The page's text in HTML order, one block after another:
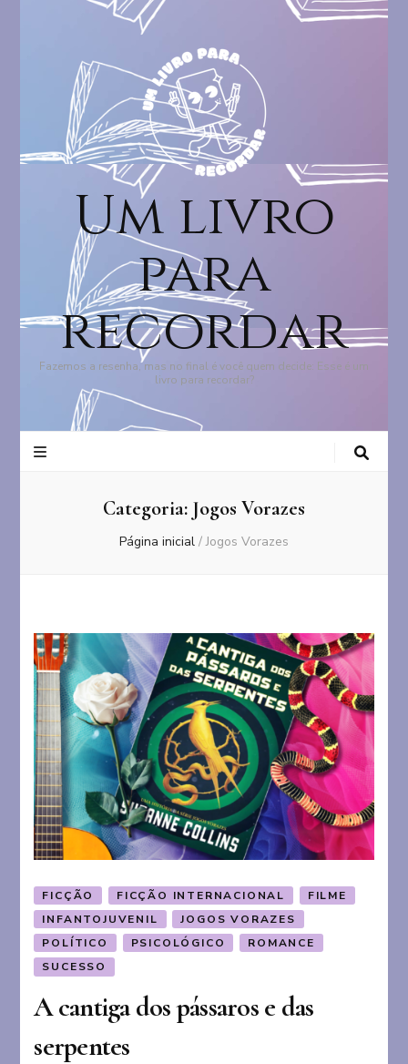
Um livro
para
recordar
Fazemos a resenha, mas no final é você quem decide: Esse é um
livro para recordar?
Categoria: Jogos Vorazes
Página inicial / Jogos Vorazes
FICÇÃO FICÇÃO INTERNACIONAL
FILME
INFANTOJUVENIL
JOGOS VORAZES
POLÍTICO
PSICOLÓGICO
ROMANCE
SUCESSO
A cantiga dos pássaros e das
serpentes